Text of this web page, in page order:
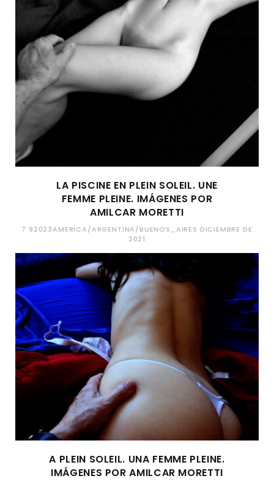
LA PISCINE EN PLEIN SOLEIL. UNE
FEMME PLEINE. IMÁGENES POR
AMILCAR MORETTI
7 92023AMERICA/ARGENTINA/BUENOS_AIRES DICIEMBRE DE
2021
A PLEIN SOLEIL. UNA FEMME PLEINE.
IMÁGENES POR AMILCAR MORETTI